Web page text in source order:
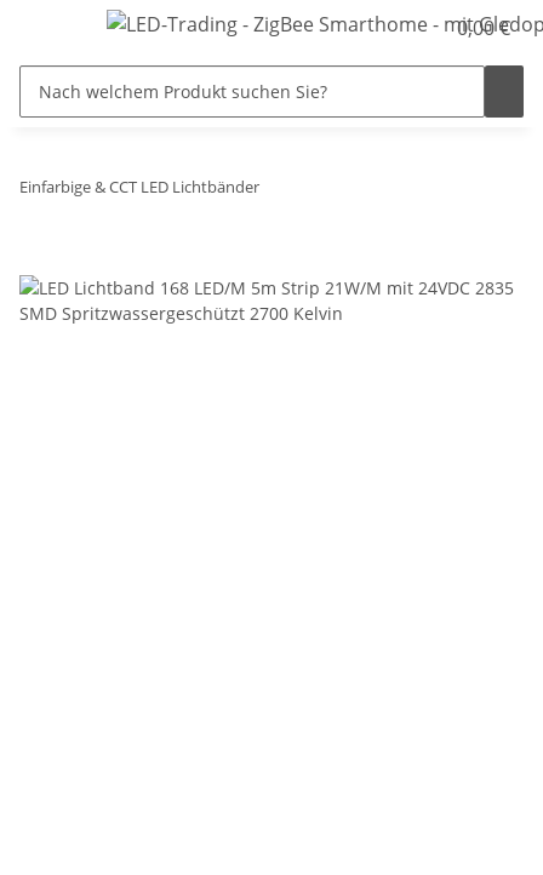
0,00 €
Einfarbige & CCT LED Lichtbänder